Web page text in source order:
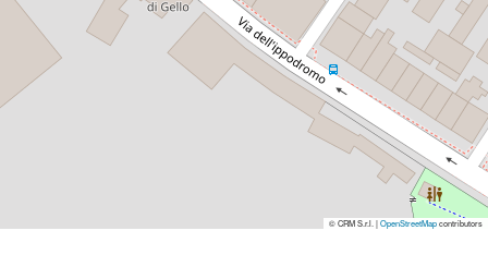
© CRM S.r.l. |OpenStreetMapcontributors
© CRM S.r.l. |OpenStreetMapcontributors